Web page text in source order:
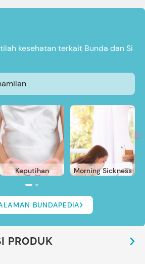
kesehatan terkait Bunda dan Si
Keputihan Morning Sickness
BUNDAPEDIA
PRODUK